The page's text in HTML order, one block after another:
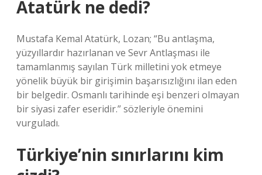
Atatürk ne dedi?
Mustafa Kemal Atatürk, Lozan; “Bu antlaşma,
yüzyıllardır hazırlanan ve Sevr Antlaşması ile
tamamlanmış sayılan Türk milletini yok etmeye
yönelik büyük bir girişimin başarısızlığını ilan eden
bir belgedir. Osmanlı tarihinde eşi benzeri olmayan
bir siyasi zafer eseridir.” sözleriyle önemini
vurguladı.
Türkiye’nin sınırlarını kim